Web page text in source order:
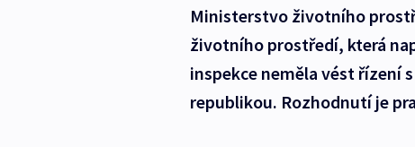
Ministerstvo životního
životního prostředí, která
inspekce neměla vést řízení
republikou. Rozhodnutí je